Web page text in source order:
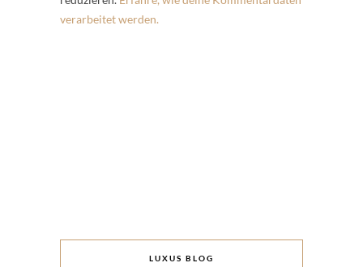
verarbeitet werden.
LUXUS BLOG